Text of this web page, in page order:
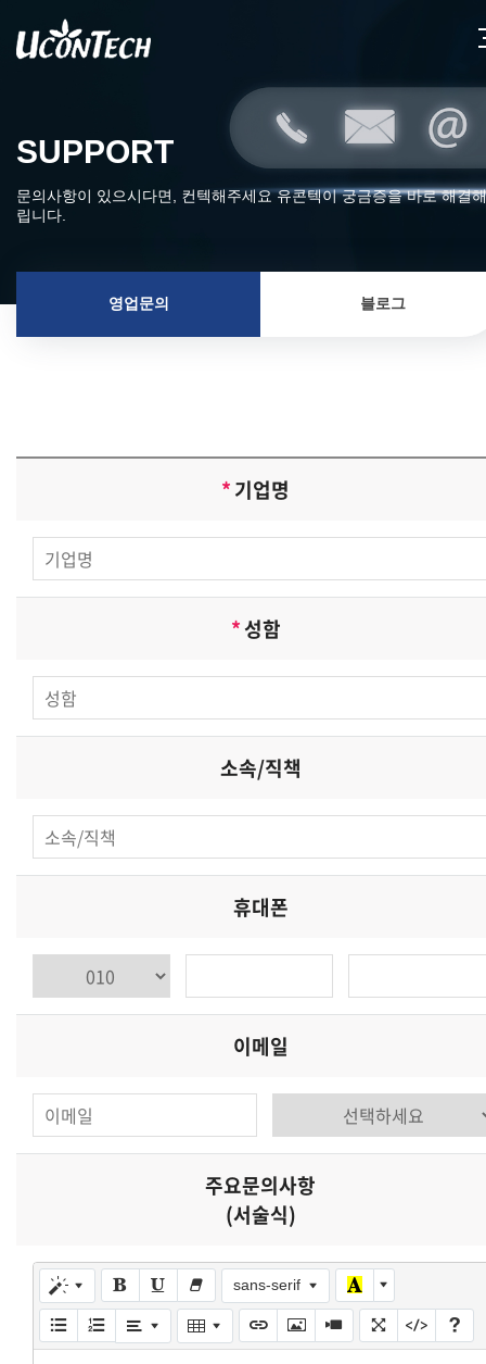
SUPPORT
문의사항이 있으시다면, 컨텍해주세요 유콘텍이 궁금증을 바로 해결
립니다.
영업문의 블로그
*기업명
*성함
소속/직책
휴대폰
이메일
주요문의사항
(서술식)
sans-serif